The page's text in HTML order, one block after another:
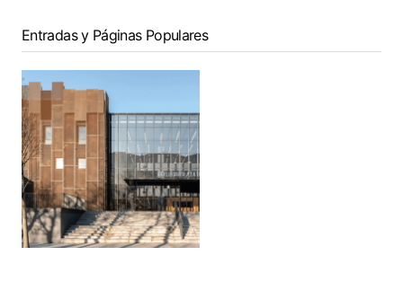
Entradas y Páginas Populares